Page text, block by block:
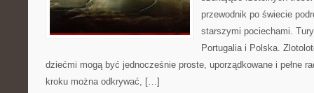
przewodnik po świecie
starszymi pociechami.
Portugalia i Polska.
dziećmi mogą być jednocześnie proste, uporządkowane i pełne
kroku można odkrywać, […]